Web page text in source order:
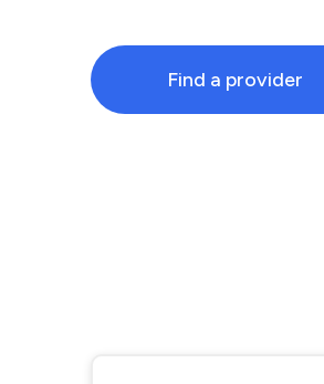
Find a provider